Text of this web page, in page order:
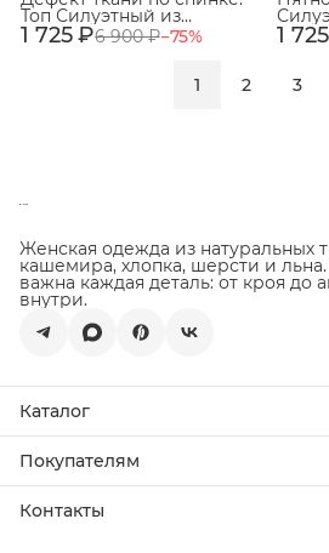
1 725 ₽6 900 ₽−75%
Топ Силуэтный из
вискозы и ацетата. Цвет
кремовый. Размер 48.
1
1
2 3
Женская одежда из натуральных
кашемира, хлопка, шерсти и
важна каждая деталь: от кроя до
внутри.
Каталог
Новинки
Распродажа
Подарочная карта
Покупателям
Доставка
Оплата
Контакты